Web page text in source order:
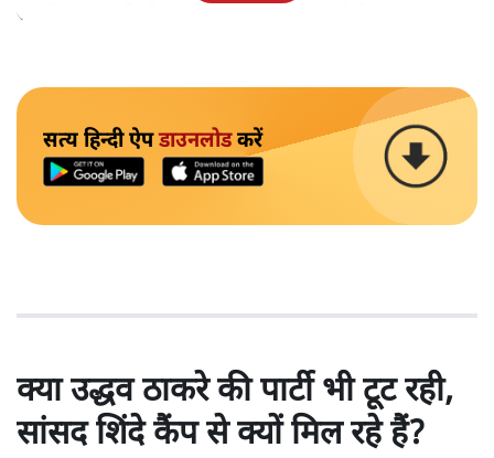
सामने आज्ञाकारी नौकर की तरह व्यवहार कर रहे हैं'।
सत्य हिन्दी ऐपडाउनलोडकरें
क्या उद्धव ठाकरे की पार्टी भी टूट रही,
सांसद शिंदे कैंप से क्यों मिल रहे हैं?